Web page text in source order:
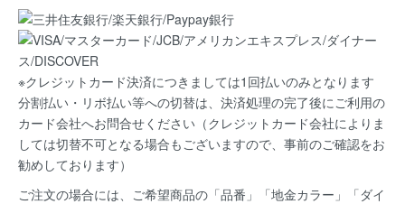
※クレジットカード決済につきましては1回払いのみとなります
分割払い・リボ払い等への切替は、決済処理の完了後にご利用の
カード会社へお問合せください（クレジットカード会社によりま
しては切替不可となる場合もございますので、事前のご確認をお
勧めしております）
ご注文の場合には、ご希望商品の 「品番」「地金カラー」「ダイ